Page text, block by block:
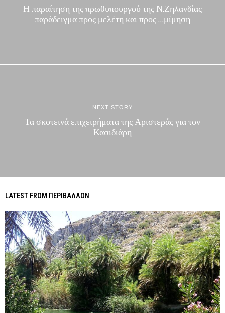
Η παραίτηση της πρωθυπουργού της Ν.Ζηλανδίας
παράδειγμα προς μελέτη και προς …μίμηση
NEXT STORY
Τα σκοτεινά επιχειρήματα της Αριστεράς για τον
Κασιδιάρη
LATEST FROM ΠΕΡΙΒΑΛΛΟΝ